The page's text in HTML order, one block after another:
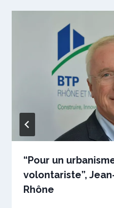
“Pour un
volontariste”,
Rhône